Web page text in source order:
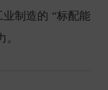
制造的 “标配能